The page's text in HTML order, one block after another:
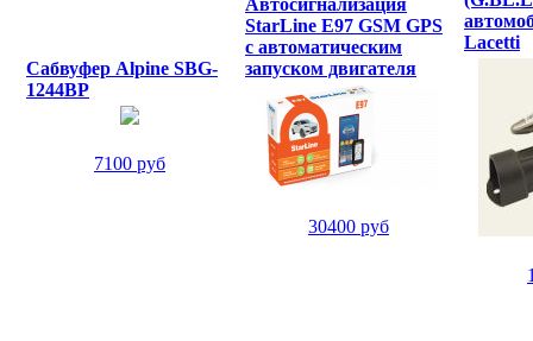
Сабвуфер Alpine SBG-
1244BP
7100 руб
Автосигнализация
StarLine E97 GSM GPS
с автоматическим
запуском двигателя
30400 руб
Lacetti